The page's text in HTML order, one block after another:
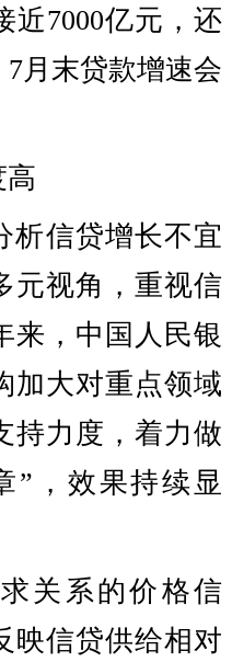
近7000亿元，还
月末贷款增速会
高
析信贷增长不宜
元视角，重视信
来，中国人民银
加大对重点领域
持力度，着力做
”，效果持续显
关系的价格信
映信贷供给相对